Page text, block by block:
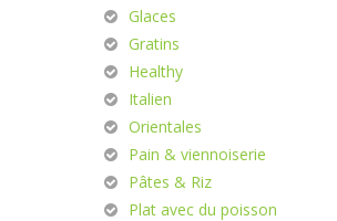
Glaces
Gratins
Healthy
Italien
Orientales
Pain & viennoiserie
Pâtes & Riz
Plat avec du poisson